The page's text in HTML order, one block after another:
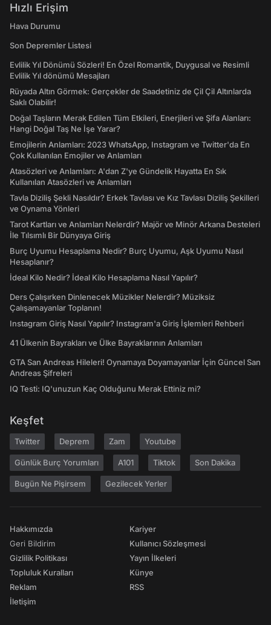
Hızlı Erişim
Hava Durumu
Son Depremler Listesi
Evlilik Yıl Dönümü Sözleri! En Özel Romantik, Duygusal ve Resimli
Evlilik Yıl dönümü Mesajları
Rüyada Altın Görmek: Gerçekler de Saadetiniz de Çil Çil Altınlarda
Saklı Olabilir!
Doğal Taşların Merak Edilen Tüm Etkileri, Enerjileri ve Şifa Alanları:
Hangi Doğal Taş Ne İşe Yarar?
Emojilerin Anlamları: 2023 WhatsApp, Instagram ve Twitter'da En
Çok Kullanılan Emojiler ve Anlamları
Atasözleri ve Anlamları: A'dan Z'ye Gündelik Hayatta En Sık
Kullanılan Atasözleri ve Anlamları
Tavla Diziliş Şekli Nasıldır? Erkek Tavlası ve Kız Tavlası Diziliş Şekilleri
ve Oynama Yönleri
Tarot Kartları ve Anlamları Nelerdir? Majör ve Minör Arkana Desteleri
İle Tılsımlı Bir Dünyaya Giriş
Burç Uyumu Hesaplama Nedir? Burç Uyumu, Aşk Uyumu Nasıl
Hesaplanır?
İdeal Kilo Nedir? İdeal Kilo Hesaplama Nasıl Yapılır?
Ders Çalışırken Dinlenecek Müzikler Nelerdir? Müziksiz
Çalışamayanlar Toplanın!
Instagram Giriş Nasıl Yapılır? Instagram'a Giriş İşlemleri Rehberi
41 Ülkenin Bayrakları ve Ülke Bayraklarının Anlamları
GTA San Andreas Hileleri! Oynamaya Doyamayanlar İçin Güncel San
Andreas Şifreleri
IQ Testi: IQ'unuzun Kaç Olduğunu Merak Ettiniz mi?
Keşfet
Twitter Deprem Zam Youtube
Günlük Burç Yorumları A101 Tiktok Son Dakika
Bugün Ne Pişirsem Gezilecek Yerler
Hakkımızda
Geri Bildirim
Gizlilik Politikası
Topluluk Kuralları
Reklam
İletişim
Kariyer
Kullanıcı Sözleşmesi
Yayın İlkeleri
Künye
RSS